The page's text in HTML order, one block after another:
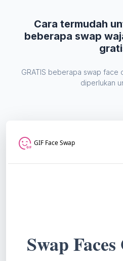
Cara termudah
beberapa swap
GRATIS beberapa swap face
diperlukan